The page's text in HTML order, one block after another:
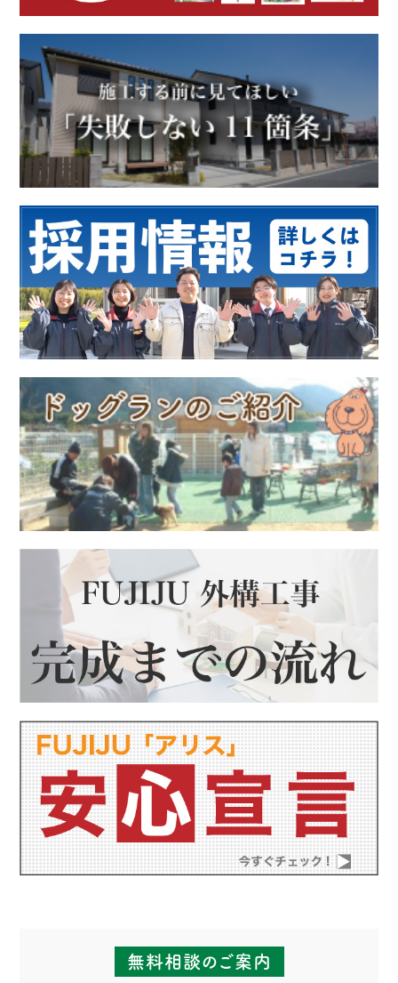
無料相談のご案内